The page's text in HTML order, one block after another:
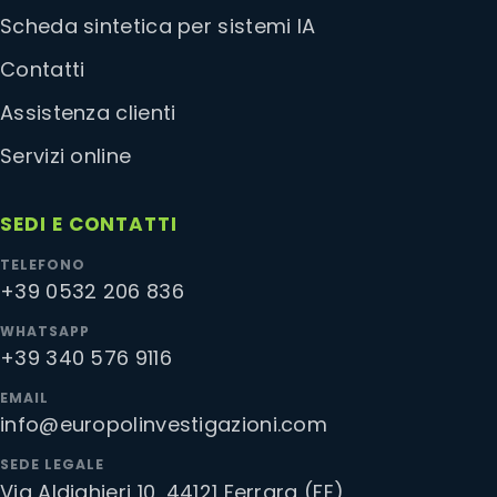
Scheda sintetica per sistemi IA
Contatti
Assistenza clienti
Servizi online
SEDI E CONTATTI
TELEFONO
+39 0532 206 836
WHATSAPP
+39 340 576 9116
EMAIL
info@europolinvestigazioni.com
SEDE LEGALE